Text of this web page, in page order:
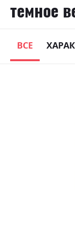
темное
ВСЕ